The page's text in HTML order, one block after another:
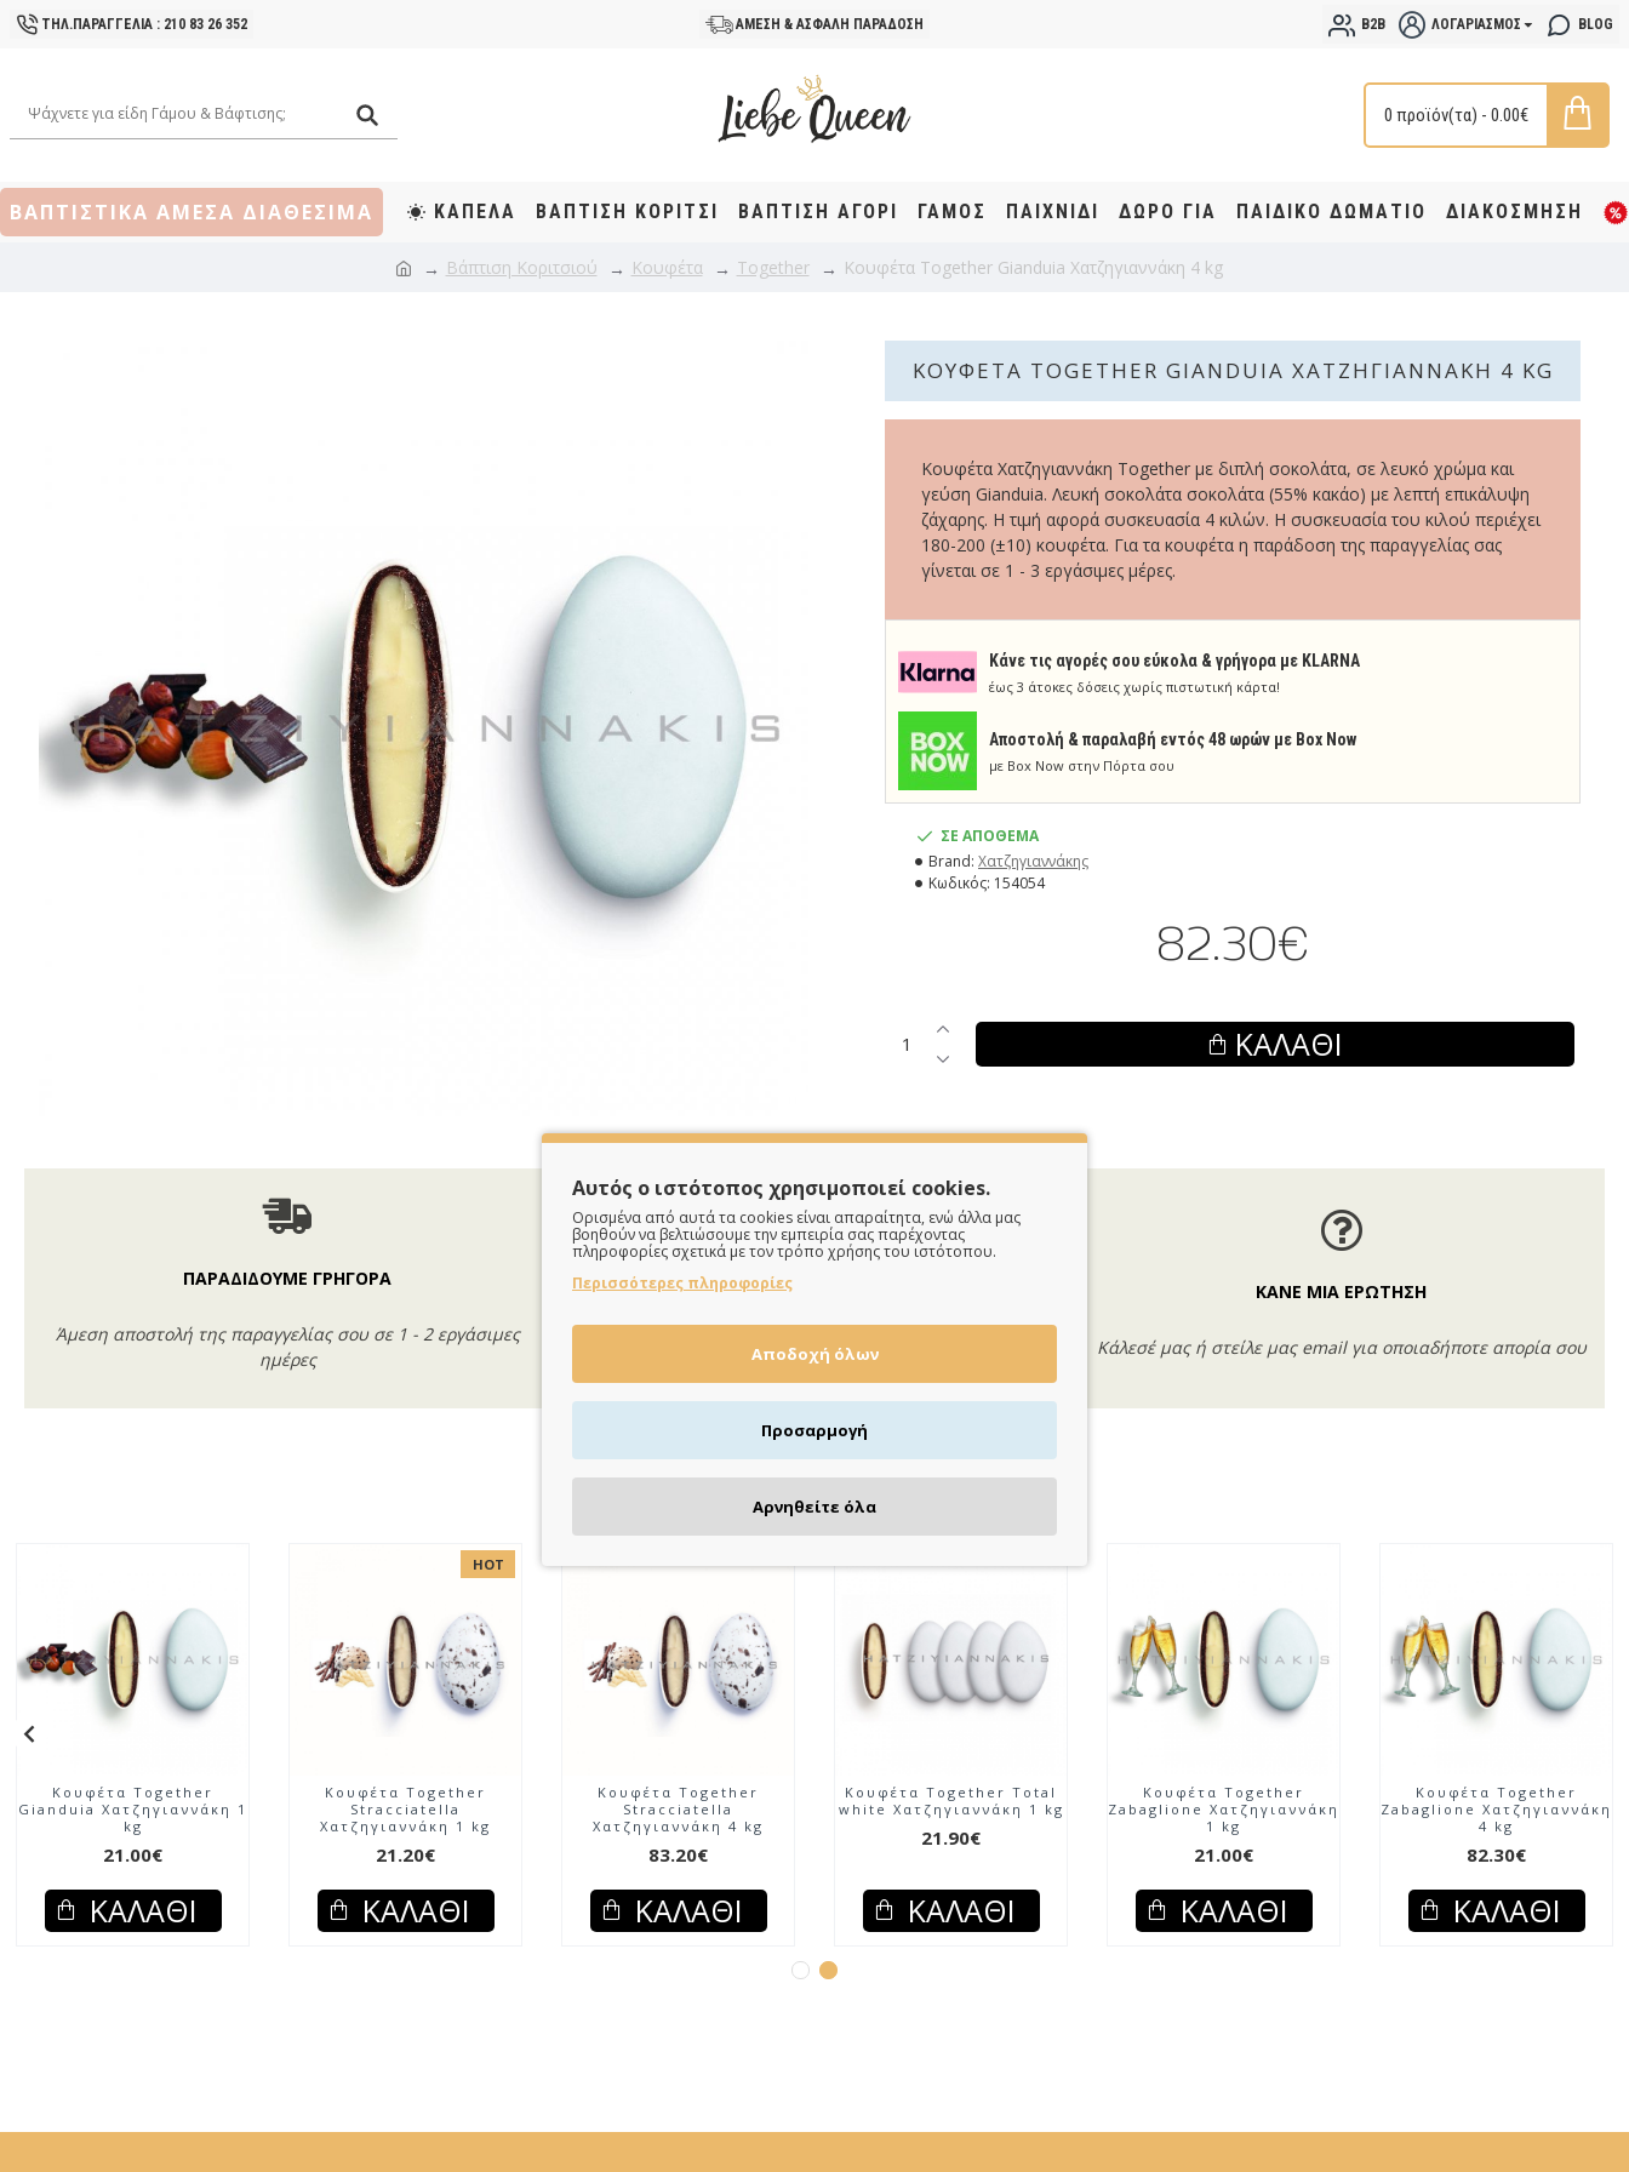
ΤΗΛ.ΠΑΡΑΓΓΕΛΙΑ : 210 83 26 352 ΑΜΕΣΗ & ΑΣΦΑΛΗ ΠΑΡΑΔΟΣΗ B2B ΛΟΓΑΡΙΑΣΜΌΣ BLOG
0 προϊόν(τα) - 0.00€
ΒΑΠΤΙΣΤΙΚΑ ΑΜΕΣΑ ΔΙΑΘΕΣΙΜΑ ΚΑΠΕΛΑ ΒΆΠΤΙΣΗ KOΡΊΤΣΙ ΒΆΠΤΙΣΗ ΑΓΌΡΙ ΓΑΜΟΣ ΠΑΙΧΝΙΔΙ ΔΩΡΟ ΓΙΑ ΠΑΙΔΙΚΟ ΔΩΜΑΤΙΟ ΔΙΑΚΟΣΜΗΣΗ
Βάπτιση Κοριτσιού Κουφέτα Together Κουφέτα Together Gianduia Χατζηγιαννάκη 4 kg
ΚΟΥΦΈΤΑ TOGETHER GIANDUIA ΧΑΤΖΗΓΙΑΝΝΆΚΗ 4 KG
Κάνε τις αγορές σου εύκολα & γρήγορα με KLARNA
έως 3 άτοκες δόσεις χωρίς πιστωτική κάρτα!
Aποστολή & παραλαβή εντός 48 ωρών με Box Now
με Box Now στην Πόρτα σου
Κουφέτα Χατζηγιαννάκη Together με διπλή σοκολάτα, σε λευκό χρώμα και
γεύση Gianduia. Λευκή σοκολάτα σοκολάτα (55% κακάο) με λεπτή επικάλυψη
ζάχαρης. Η τιμή αφορά συσκευασία 4 κιλών. Η συσκευασία του κιλού περιέχει
180-200 (±10) κουφέτα. Για τα κουφέτα η παράδοση της παραγγελίας σας
γίνεται σε 1 - 3 εργάσιμες μέρες.
ΣΕ ΑΠΟΘΕΜΑ
Brand: Χατζηγιαννάκης
Κωδικός: 154054
82.30€
ΚΑΛΆΘΙ
ΠΑΡΑΔΙΔΟΥΜΕ ΓΡΗΓΟΡΑ
Άμεση αποστολή της παραγγελίας σου σε 1 - 2 εργάσιμες
ημέρες
ΠΛΗΡΩΝΕΙΣ ΟΠΩΣ ΘΕΣ
Πιστωτική/χρεωστική κάρτα, αντικαταβολή ή κατάθεση
ΚΑΝΕ ΜΙΑ ΕΡΩΤΗΣΗ
Κάλεσέ μας ή στείλε μας email για οποιαδήποτε απορία σου
Κουφέτα Together
Gianduia Χατζηγιαννάκη 1
kg
21.00€
ΚΑΛΆΘΙ
HOT
Κουφέτα Together
Stracciatella
Χατζηγιαννάκη 1 kg
21.20€
ΚΑΛΆΘΙ
Κουφέτα Together
Stracciatella
Χατζηγιαννάκη 4 kg
83.20€
ΚΑΛΆΘΙ
Κουφέτα Together Total
white Χατζηγιαννάκη 1 kg
21.90€
ΚΑΛΆΘΙ
Κουφέτα Together
Zabaglione Χατζηγιαννάκη
1 kg
21.00€
ΚΑΛΆΘΙ
Κουφέτα Together
Zabaglione Χατζηγιαννάκη
4 kg
82.30€
ΚΑΛΆΘΙ
Αυτός ο ιστότοπος χρησιμοποιεί cookies.
Ορισμένα από αυτά τα cookies είναι απαραίτητα, ενώ άλλα μας
βοηθούν να βελτιώσουμε την εμπειρία σας παρέχοντας
πληροφορίες σχετικά με τον τρόπο χρήσης του ιστότοπου.
Περισσότερες πληροφορίες
Αποδοχή όλων
Προσαρμογή
Αρνηθείτε όλα